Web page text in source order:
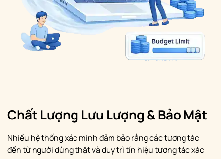
Chất Lượng Lưu Lượng & Bảo Mật
Nhiều hệ thống xác minh đảm bảo rằng các tương tác
đến từ người dùng thật và duy trì tín hiệu tương tác xác